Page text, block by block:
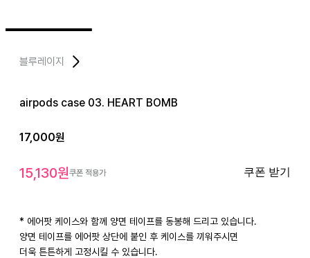
블루레이지
airpods case 03. HEART BOMB
17,000원
15,130원쿠폰 적용가 쿠폰 받기
* 에어팟 케이스와 함께 양면 테이프를 동봉해 드리고 있습니다.
양면 테이프를 에어팟 상단에 붙인 후 케이스를 끼워주시면
더욱 튼튼하게 고정시킬 수 있습니다.